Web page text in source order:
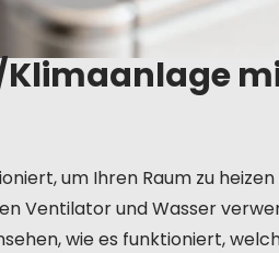
Klimaanlage
um Ihren Raum zu
Ventilator und Wasser
wie es funktioniert,